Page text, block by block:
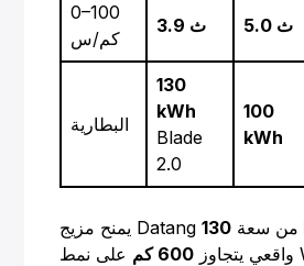
0–100
كم/س
3.9 ث 5.0 ث
البطارية
130
kWh
Blade
2.0
100
kWh
يمنح مزيج Datang من سعة
واقعي يتجاوز 600 كم
على نمط WLTP، وسعر